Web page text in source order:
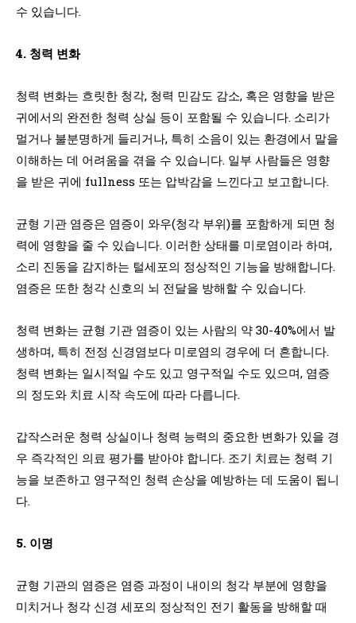
수 있습니다.
4. 청력 변화
청력 변화는 흐릿한 청각, 청력 민감도 감소, 혹은 영향을 받은
귀에서의 완전한 청력 상실 등이 포함될 수 있습니다. 소리가
멀거나 불분명하게 들리거나, 특히 소음이 있는 환경에서 말을
이해하는 데 어려움을 겪을 수 있습니다. 일부 사람들은 영향
을 받은 귀에 fullness 또는 압박감을 느낀다고 보고합니다.
균형 기관 염증은 염증이 와우(청각 부위)를 포함하게 되면 청
력에 영향을 줄 수 있습니다. 이러한 상태를 미로염이라 하며,
소리 진동을 감지하는 털세포의 정상적인 기능을 방해합니다.
염증은 또한 청각 신호의 뇌 전달을 방해할 수 있습니다.
청력 변화는 균형 기관 염증이 있는 사람의 약 30-40%에서 발
생하며, 특히 전정 신경염보다 미로염의 경우에 더 흔합니다.
청력 변화는 일시적일 수도 있고 영구적일 수도 있으며, 염증
의 정도와 치료 시작 속도에 따라 다릅니다.
갑작스러운 청력 상실이나 청력 능력의 중요한 변화가 있을 경
우 즉각적인 의료 평가를 받아야 합니다. 조기 치료는 청력 기
능을 보존하고 영구적인 청력 손상을 예방하는 데 도움이 됩니
다.
5. 이명
균형 기관의 염증은 염증 과정이 내이의 청각 부분에 영향을
미치거나 청각 신경 세포의 정상적인 전기 활동을 방해할 때